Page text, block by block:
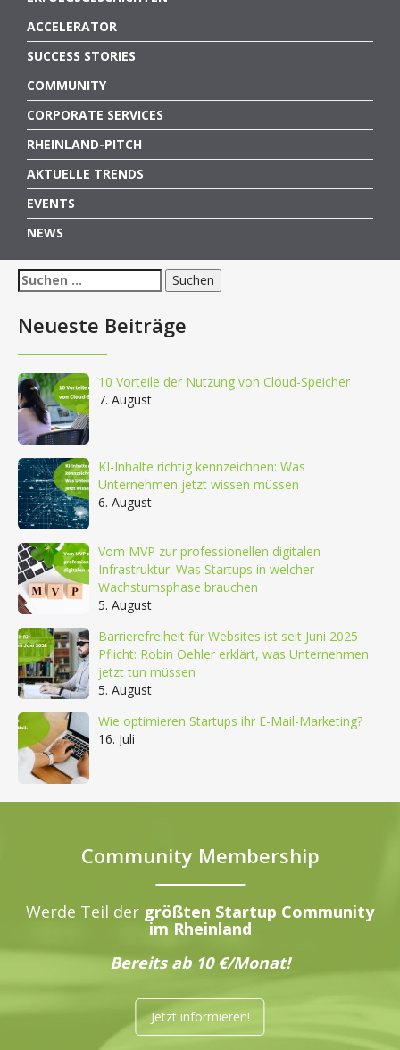
ACCELERATOR
SUCCESS STORIES
COMMUNITY
CORPORATE SERVICES
RHEINLAND-PITCH
AKTUELLE TRENDS
EVENTS
NEWS
Suchen
nach:
Neueste Beiträge
10 Vorteile der Nutzung von Cloud-Speicher
7. August
KI-Inhalte richtig kennzeichnen: Was
Unternehmen jetzt wissen müssen
6. August
Vom MVP zur professionellen digitalen
Infrastruktur: Was Startups in welcher
Wachstumsphase brauchen
5. August
Barrierefreiheit für Websites ist seit Juni 2025
Pflicht: Robin Oehler erklärt, was Unternehmen
jetzt tun müssen
5. August
Wie optimieren Startups ihr E-Mail-Marketing?
16. Juli
Community Membership
Werde Teil der größten Startup Community
im Rheinland
Bereits ab 10 €/Monat!
Jetzt informieren!